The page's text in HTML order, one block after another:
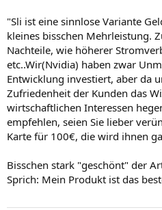
"Sli ist eine sinnlose Variante
kleines bisschen Mehrleistung.
Nachteile, wie höherer
etc..Wir(Nvidia) haben zwar
Entwicklung investiert, aber da
Zufriedenheit der Kunden das
wirtschaftlichen Interessen
empfehlen, seien Sie lieber
Karte für 100€, die wird ihnen
Bisschen stark "geschönt" der
Sprich: Mein Produkt ist das